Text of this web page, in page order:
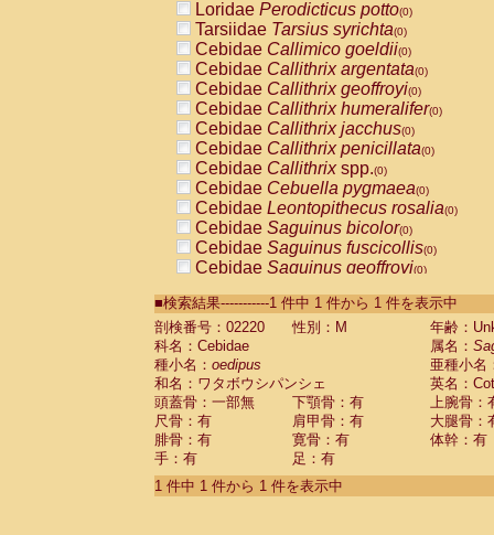
Loridae Perodicticus potto(0)
Tarsiidae Tarsius syrichta(0)
Cebidae Callimico goeldii(0)
Cebidae Callithrix argentata(0)
Cebidae Callithrix geoffroyi(0)
Cebidae Callithrix humeralifer(0)
Cebidae Callithrix jacchus(0)
Cebidae Callithrix penicillata(0)
Cebidae Callithrixspp.(0)
Cebidae Cebuella pygmaea(0)
Cebidae Leontopithecus rosalia(0)
Cebidae Saguinus bicolor(0)
Cebidae Saguinus fuscicollis(0)
Cebidae Saguinus geoffroyi(0)
CebidaeSaguinus labiatus(0)
Cebidae Saguinus leucopus (0)
Cebidae
Cebidae
CebidaeSaguinus nigricollis (0)
Cebidae Saguinus oedipus
Cebidae Saguinus weddelli
Cebidae Saguinusspp.
Cebidae Aotus trivirgatus
Cebidae Cebus albifrons
■検索結果-----------1 件中 1 件から 1 件を表示中
剖検番号：02220
性別：M
年齢：
科名：Cebidae
属名：
種小名： oedipus
亜種小名
和名：ワタボウシパンシェ
英名：
頭蓋骨：一部無
下顎骨：有
上腕骨：
尺骨：有
肩甲骨：有
大腿骨：
腓骨：有
寛骨：有
体幹：有
手：有
足：有
1 件中 1 件から 1 件を表示中